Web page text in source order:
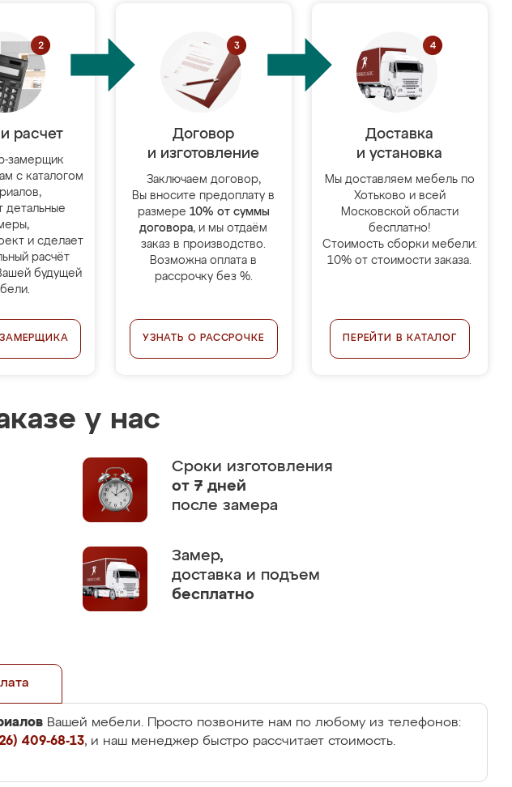
расчет
замерщик
с каталогом
детальные
и сделает
расчёт
будущей
ЗАМЕРЩИКА
Договор
и изготовление
Заключаем договор,
Вы вносите предоплату в
размере 10% от суммы
договора, и мы отдаём
заказ в производство.
Возможна оплата в
рассрочку без %.
УЗНАТЬ О РАССРОЧКЕ
Доставка
и установка
Мы доставляем мебель по
Хотьково и всей
Московской области
бесплатно!
Стоимость сборки мебели:
10% от стоимости заказа.
ПЕРЕЙТИ В КАТАЛОГ
у нас
Сроки изготовления
от 7 дней
после замера
Замер,
доставка и подъем
бесплатно
Вашей мебели. Просто позвоните нам по любому из телефонов:
409-68-13, и наш менеджер быстро рассчитает стоимость.